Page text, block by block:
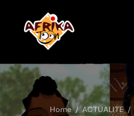
Home ACTUALITE